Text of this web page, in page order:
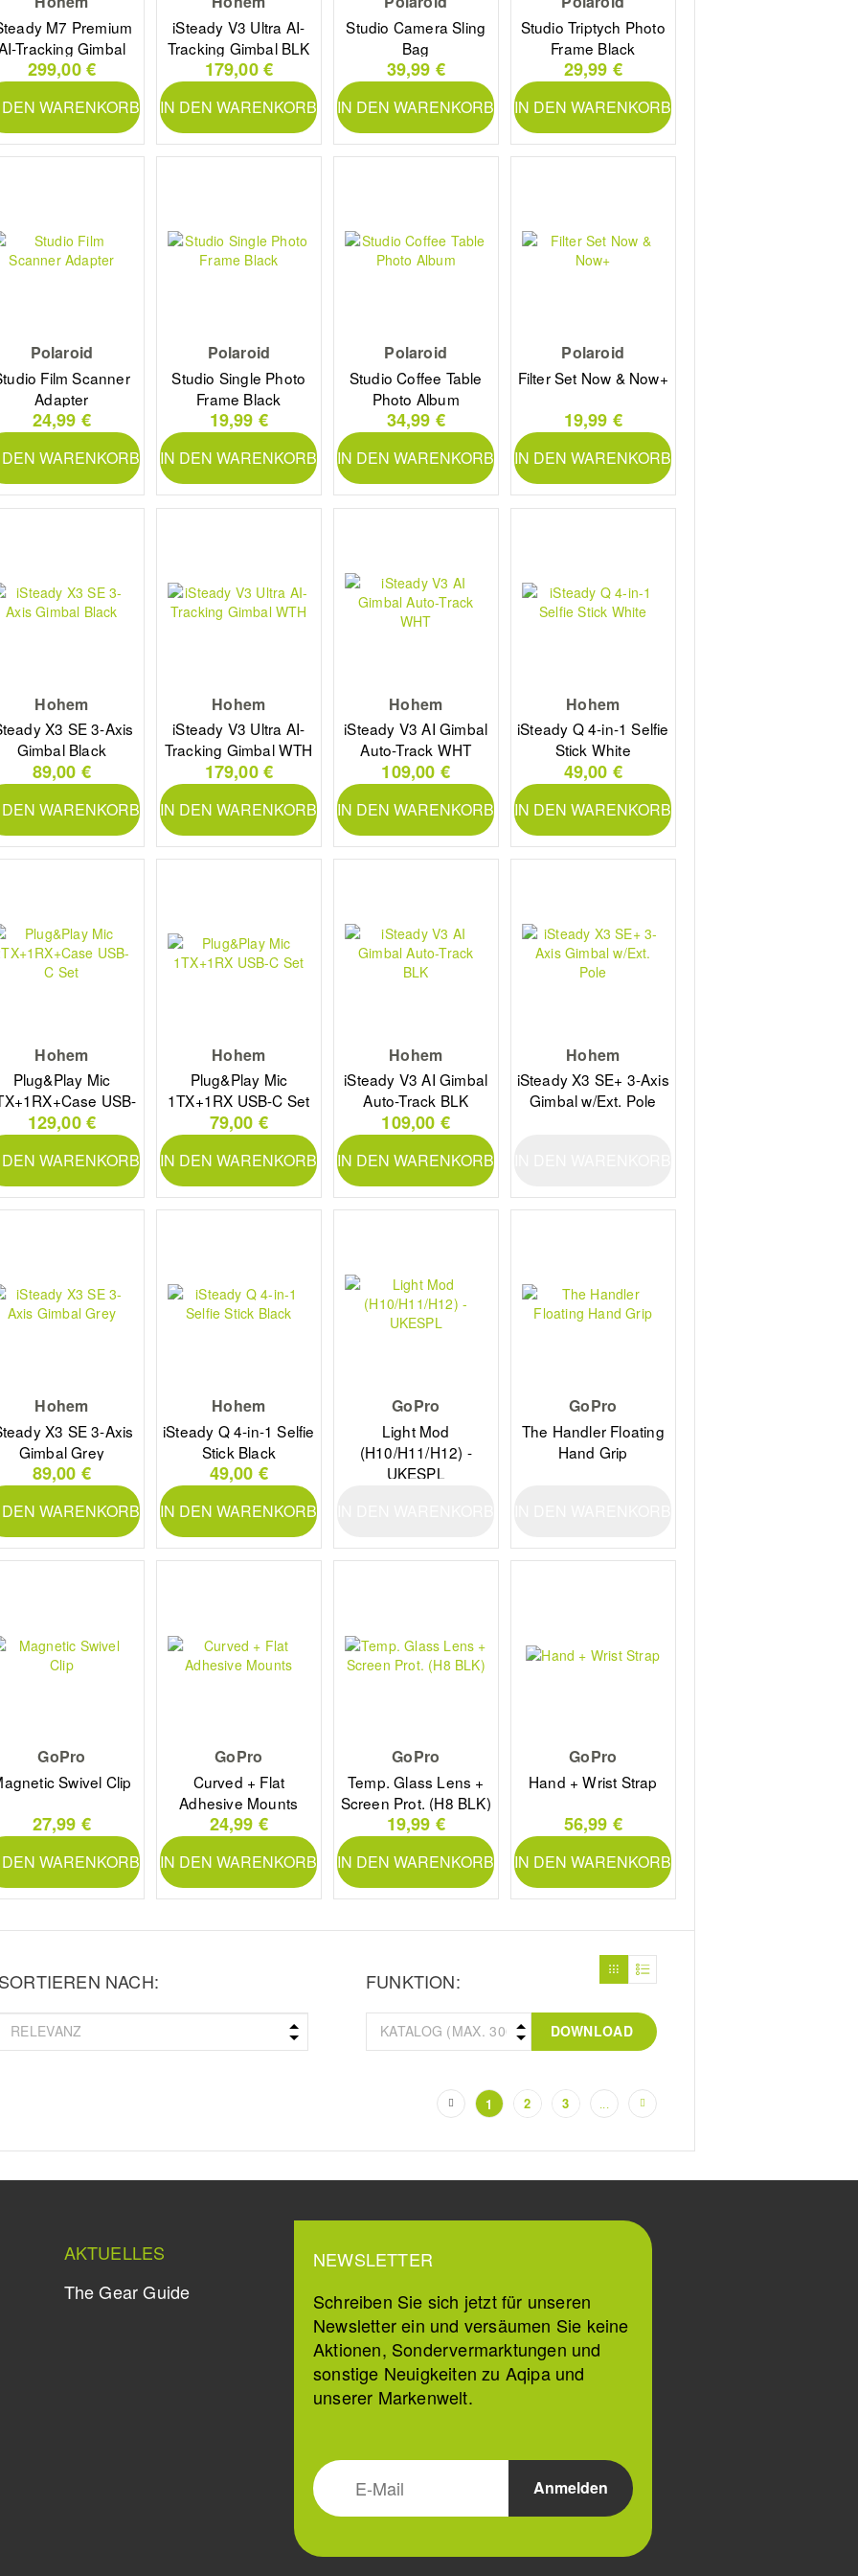
M7 Premium
Tracking Gimbal
299,00 €
WARENKORB
iSteady V3 Ultra AI-
Tracking Gimbal BLK
179,00 €
IN DEN WARENKORB
Studio Camera Sling
Bag
39,99 €
IN DEN WARENKORB
Studio Triptych Photo
Frame Black
29,99 €
IN DEN WARENKORB
Polaroid
Film Scanner
Adapter
24,99 €
WARENKORB
Polaroid
Studio Single Photo
Frame Black
19,99 €
IN DEN WARENKORB
Polaroid
Studio Coffee Table
Photo Album
34,99 €
IN DEN WARENKORB
Polaroid
Filter Set Now & Now+
19,99 €
IN DEN WARENKORB
Hohem
X3 SE 3-Axis
Gimbal Black
89,00 €
WARENKORB
Hohem
iSteady V3 Ultra AI-
Tracking Gimbal WTH
179,00 €
IN DEN WARENKORB
Hohem
iSteady V3 AI Gimbal
Auto-Track WHT
109,00 €
IN DEN WARENKORB
Hohem
iSteady Q 4-in-1 Selfie
Stick White
49,00 €
IN DEN WARENKORB
Hohem
Plug&Play Mic
USB-
C Set
129,00 €
WARENKORB
Hohem
Plug&Play Mic
1TX+1RX USB-C Set
79,00 €
IN DEN WARENKORB
Hohem
iSteady V3 AI Gimbal
Auto-Track BLK
109,00 €
IN DEN WARENKORB
Hohem
iSteady X3 SE+ 3-Axis
Gimbal w/Ext. Pole
Hohem
X3 SE 3-Axis
Gimbal Grey
89,00 €
WARENKORB
Hohem
iSteady Q 4-in-1 Selfie
Stick Black
49,00 €
IN DEN WARENKORB
GoPro
Light Mod
(H10/H11/H12) -
UKESPL
GoPro
The Handler Floating
Hand Grip
GoPro
Swivel Clip
27,99 €
WARENKORB
GoPro
Curved + Flat
Adhesive Mounts
24,99 €
IN DEN WARENKORB
GoPro
Temp. Glass Lens +
Screen Prot. (H8 BLK)
19,99 €
IN DEN WARENKORB
GoPro
Hand + Wrist Strap
56,99 €
IN DEN WARENKORB
NACH: FUNKTION:
DOWNLOAD
1(current)
2 3
AKTUELLES
The Gear Guide
NEWSLETTER
Schreiben Sie sich jetzt für unseren
Newsletter ein und versäumen Sie keine
Aktionen, Sondervermarktungen und
sonstige Neuigkeiten zu Aqipa und
unserer Markenwelt.